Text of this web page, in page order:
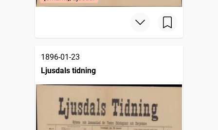
1896-01-23
Ljusdals tidning